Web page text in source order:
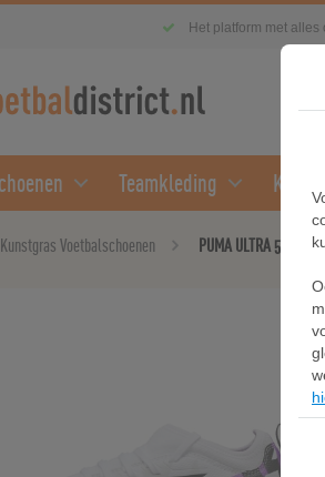
Het platform met
Teamkleding
Kunstgras Voetbalschoenen PUMA ULTRA 5